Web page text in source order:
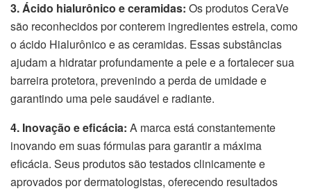
3. Ácido hialurônico e ceramidas: Os produtos CeraVe
são reconhecidos por conterem ingredientes estrela, como
o ácido Hialurônico e as ceramidas. Essas substâncias
ajudam a hidratar profundamente a pele e a fortalecer sua
barreira protetora, prevenindo a perda de umidade e
garantindo uma pele saudável e radiante.
4. Inovação e eficácia: A marca está constantemente
inovando em suas fórmulas para garantir a máxima
eficácia. Seus produtos são testados clinicamente e
aprovados por dermatologistas, oferecendo resultados